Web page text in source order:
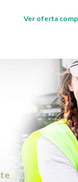
Ver oferta